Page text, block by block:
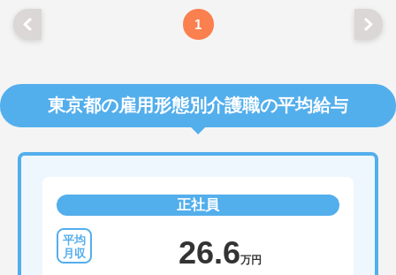
1
東京都の雇用形態別介護職の平均給与
正社員
26.6万円